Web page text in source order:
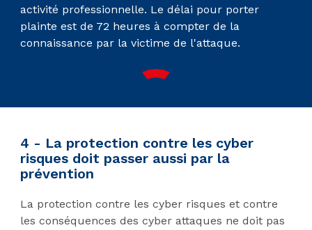
activité professionnelle. Le délai pour porter
plainte est de 72 heures à compter de la
connaissance par la victime de l'attaque.
4 - La protection contre les cyber
risques doit passer aussi par la
prévention
La protection contre les cyber risques et contre
les conséquences des cyber attaques ne doit pas